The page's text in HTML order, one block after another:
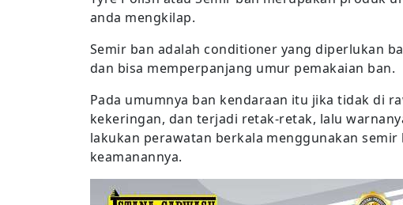
anda mengkilap.
Semir ban adalah conditioner yang diperlukan
dan bisa memperpanjang umur pemakaian ban.
Pada umumnya ban kendaraan itu jika tidak di
kekeringan, dan terjadi retak-retak, lalu
lakukan perawatan berkala menggunakan
keamanannya.